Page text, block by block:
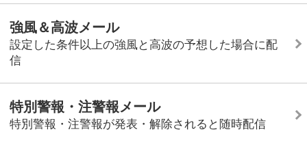
強風＆高波メール
設定した条件以上の強風と高波の予想した場合に配
信
特別警報・注警報メール
特別警報・注警報が発表・解除されると随時配信